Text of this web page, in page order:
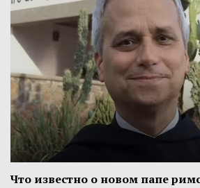
Что известно о новом папе